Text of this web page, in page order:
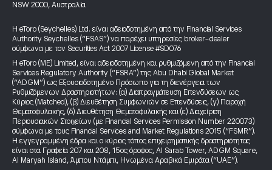
NSW 2000, Αυστραλία
Η eToro (Seychelles) Ltd. είναι αδειοδοτημένη από την Financial Services
Authority Seychelles (“FSAS”) να παρέχει υπηρεσίες broker-dealer
σύμφωνα με τον Securities Act 2007 License #SD076
Η eToro (ME) Limited, είναι αδειοδοτημένη και ρυθμιζόμενη από την Financial
Services Regulatory Authority (“FSRA”) της Abu Dhabi Global Market
(“ADGM”) ως Εξουσιοδοτημένο Πρόσωπο για τη διενέργεια των
Ρυθμιζόμενων Δραστηριοτήτων: (α) Διαπραγμάτευση Επενδύσεων ως
Κύριος (Matched), (β) Διευθέτηση Συμφωνιών σε Επενδύσεις, (γ) Παροχή
Θεματοφυλακής, (δ) Διευθέτηση Θεματοφυλακής και (ε) Διαχείριση
Περιουσιακών Στοιχείων (με Financial Services Permission Number 220073)
σύμφωνα με τους Financial Services and Market Regulations 2015 (“FSMR”).
Η εγγεγραμμένη έδρα και ο κύριος τόπος επιχειρηματικής δραστηριότητας
είναι στα Γραφεία 207 και 208, 15ος όροφος, Al Sarab Tower, ADGM Square,
Al Maryah Island, Άμπου Ντάμπι, Ηνωμένα Αραβικά Εμιράτα (“UAE”).